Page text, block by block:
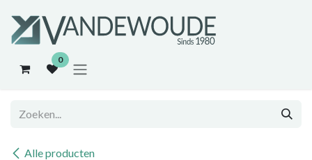
0
Alle producten